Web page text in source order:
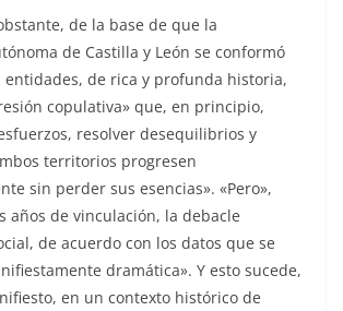
de la base de que la
de Castilla y León se conformó
entidades, de rica y profunda historia,
copulativa» que, en principio,
resolver desequilibrios y
territorios progresen
sin perder sus esencias». «Pero»,
años de vinculación, la debacle
de acuerdo con los datos que se
dramática». Y esto sucede,
en un contexto histórico de